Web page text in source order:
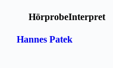
HörprobeInterpret
Hannes Patek